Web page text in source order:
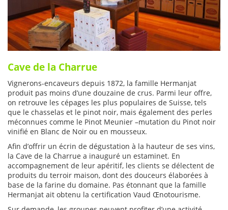
Cave de la Charrue
Vignerons-encaveurs depuis 1872, la famille Hermanjat
produit pas moins d’une douzaine de crus. Parmi leur offre,
on retrouve les cépages les plus populaires de Suisse, tels
que le chasselas et le pinot noir, mais également des perles
méconnues comme le Pinot Meunier –mutation du Pinot noir
vinifié en Blanc de Noir ou en mousseux.
Afin d’offrir un écrin de dégustation à la hauteur de ses vins,
la Cave de la Charrue a inauguré un estaminet. En
accompagnement de leur apéritif, les clients se délectent de
produits du terroir maison, dont des douceurs élaborées à
base de la farine du domaine. Pas étonnant que la famille
Hermanjat ait obtenu la certification Vaud Œnotourisme.